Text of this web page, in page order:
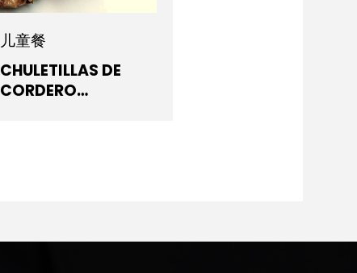
儿童餐
CHULETILLAS DE
CORDERO